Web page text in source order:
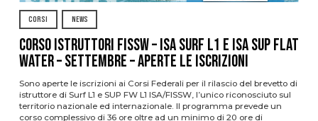
CORSI NEWS
CORSO ISTRUTTORI FISSW – ISA SURF L1 e ISA SUP Flat
Water – SETTEMBRE – APERTE LE ISCRIZIONI
Sono aperte le iscrizioni ai Corsi Federali per il rilascio del brevetto di
istruttore di Surf L1 e SUP FW L1 ISA/FISSW, l’unico riconosciuto sul
territorio nazionale ed internazionale. Il programma prevede un
corso complessivo di 36 ore oltre ad un minimo di 20 ore di